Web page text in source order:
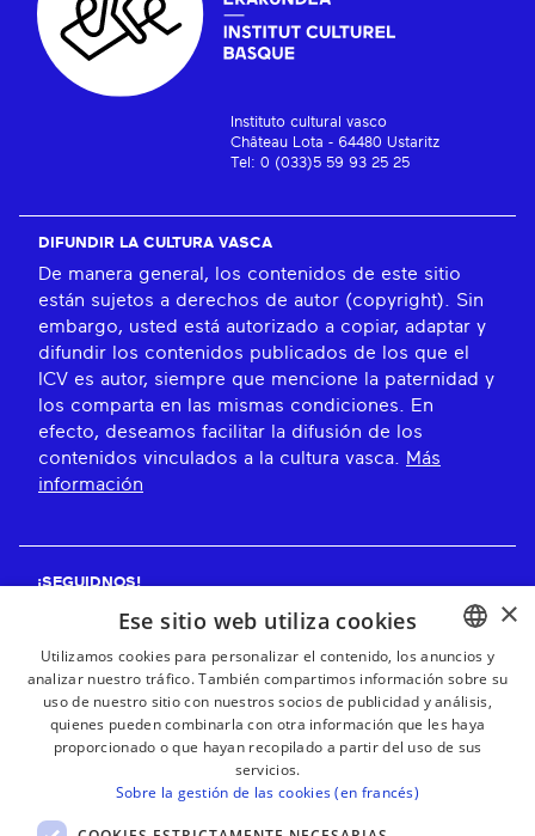
Instituto cultural vasco
Château Lota - 64480 Ustaritz
Tel: 0 (033)5 59 93 25 25
DIFUNDIR LA CULTURA VASCA
De manera general, los contenidos de este sitio
están sujetos a derechos de autor (copyright). Sin
embargo, usted está autorizado a copiar, adaptar y
difundir los contenidos publicados de los que el
ICV es autor, siempre que mencione la paternidad y
los comparta en las mismas condiciones. En
efecto, deseamos facilitar la difusión de los
contenidos vinculados a la cultura vasca.
Más
información
¡SEGUIDNOS!
¡RECIBE NUESTROS BOLETINES!
Suscribirse
BASQUE
FRENCH
×
Ese sitio web utiliza cookies
Utilizamos cookies para personalizar el contenido, los anuncios y
analizar nuestro tráfico. También compartimos información sobre su
uso de nuestro sitio con nuestros socios de publicidad y análisis,
quienes pueden combinarla con otra información que les haya
proporcionado o que hayan recopilado a partir del uso de sus
servicios.
Sobre la gestión de las cookies (en francés)